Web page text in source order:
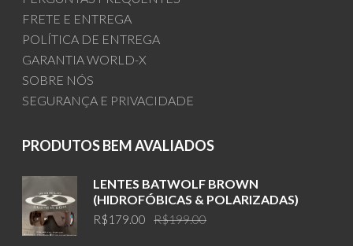
FRETE E ENTREGA
POLÍTICA DE ENTREGA
GARANTIA WORLD-X
SOBRE NÓS
SEGURANÇA E PRIVACIDADE
PRODUTOS BEM AVALIADOS
LENTES BATWOLF BROWN
(HIDROFÓBICAS & POLARIZADAS)
R$199.00
R$179.00